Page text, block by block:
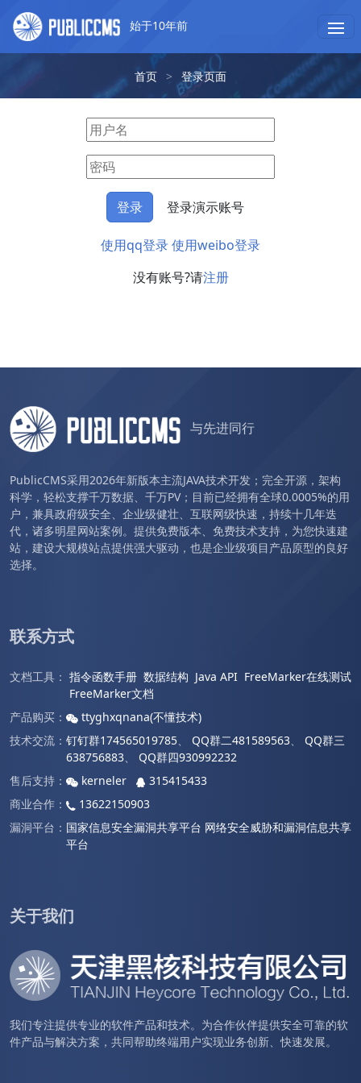
始于10年前
首页 > 登录页面
登录演示账号
使用qq登录使用weibo登录
没有账号?请注册
与先进同行
PublicCMS采用2026年新版本主流JAVA技术开发；完全开源，架构
科学，轻松支撑千万数据、千万PV；目前已经拥有全球0.0005%的用
户，兼具政府级安全、企业级健壮、互联网级快速，持续十几年迭
代，诸多明星网站案例。提供免费版本、免费技术支持，为您快速建
站，建设大规模站点提供强大驱动，也是企业级项目产品原型的良好
选择。
联系方式
文档工具： 指令函数手册 数据结构 Java API FreeMarker在线测试
FreeMarker文档
产品购买：
ttyghxqnana(不懂技术)
技术交流： 钉钉群174565019785、 QQ群二481589563、 QQ群三
638756883、 QQ群四930992232
售后支持：
kerneler
315415433
商业合作：
13622150903
漏洞平台： 国家信息安全漏洞共享平台 网络安全威胁和漏洞信息共享
平台
关于我们
我们专注提供专业的软件产品和技术。为合作伙伴提供安全可靠的软
件产品与解决方案，共同帮助终端用户实现业务创新、快速发展。